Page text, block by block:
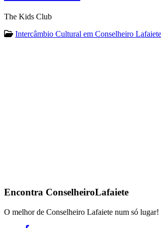
The Kids Club
Intercâmbio Cultural em Conselheiro Lafaiete
Encontra ConselheiroLafaiete
O melhor de Conselheiro Lafaiete num só